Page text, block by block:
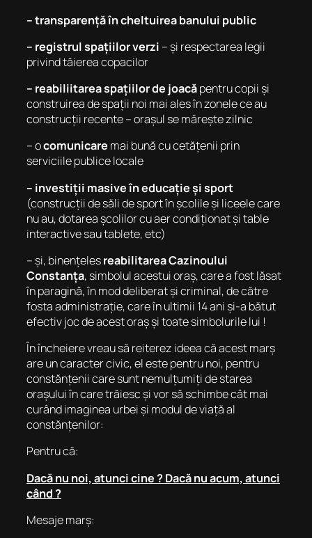
– transparență în cheltuirea banului public
– registrul spațiilor verzi – și respectarea legii
privind tăierea copacilor
– reabiliitarea spațiilor de joacăpentru copii și
construirea de spații noi mai ales în zonele ce au
construcții recente – orașul se mărește zilnic
– ocomunicare mai bună cu cetățenii prin
serviciile publice locale
– investiții masive în educație și sport
(construcții de săli de sport în școlile și liceele care
nu au, dotarea școlilor cu aer condiționat și table
interactive sau tablete, etc)
– și, binențelesreabilitarea Cazinoului
Constanța, simbolul acestui oraș, care a fost lăsat
în paragină, în mod deliberat și criminal, de către
fosta administrație, care în ultimii 14 ani și-a bătut
efectiv joc de acest oraș și toate simbolurile lui !
În încheiere vreau să reiterez ideea că acest marș
are un caracter civic, el este pentru noi, pentru
constănțenii care sunt nemulțumiți de starea
orașului în care trăiesc și vor să schimbe cât mai
curând imaginea urbei și modul de viață al
constănțenilor:
Pentru că:
Dacă nu noi, atunci cine ? Dacă nu acum, atunci
când ?
Mesaje marș: